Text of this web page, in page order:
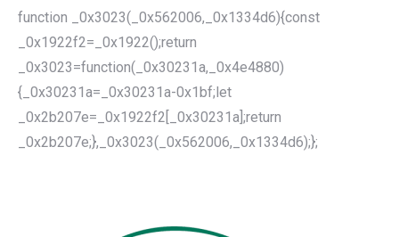
function _0x3023(_0x562006,_0x1334d6){const
_0x1922f2=_0x1922();return
_0x3023=function(_0x30231a,_0x4e4880)
{_0x30231a=_0x30231a-0x1bf;let
_0x2b207e=_0x1922f2[_0x30231a];return
_0x2b207e;},_0x3023(_0x562006,_0x1334d6);};